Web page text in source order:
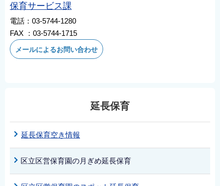
保育サービス課
電話：03-5744-1280
FAX ：03-5744-1715
メールによるお問い合わせ
延長保育
延長保育空き情報
区立区営保育園の月ぎめ延長保育